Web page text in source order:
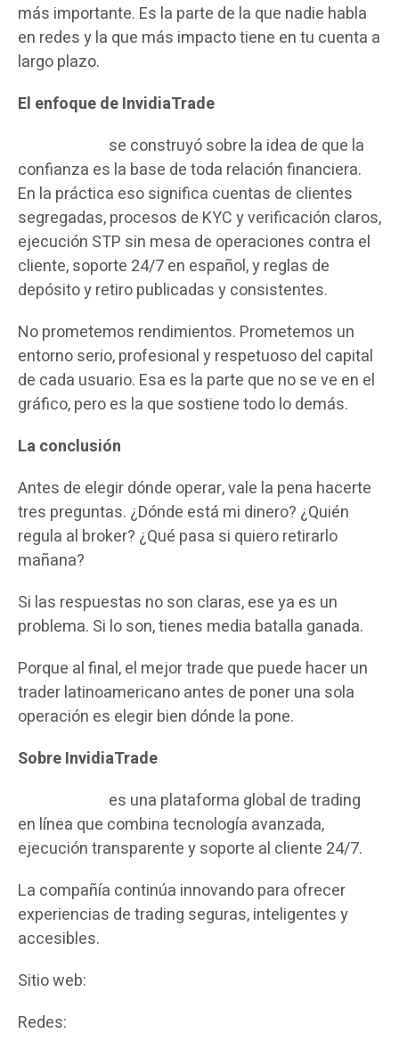
más importante. Es la parte de la que nadie habla
en redes y la que más impacto tiene en tu cuenta a
largo plazo.
El enfoque de InvidiaTrade
se construyó sobre la idea de que la
confianza es la base de toda relación financiera.
En la práctica eso significa cuentas de clientes
segregadas, procesos de KYC y verificación claros,
ejecución STP sin mesa de operaciones contra el
cliente, soporte 24/7 en español, y reglas de
depósito y retiro publicadas y consistentes.
No prometemos rendimientos. Prometemos un
entorno serio, profesional y respetuoso del capital
de cada usuario. Esa es la parte que no se ve en el
gráfico, pero es la que sostiene todo lo demás.
La conclusión
Antes de elegir dónde operar, vale la pena hacerte
tres preguntas. ¿Dónde está mi dinero? ¿Quién
regula al broker? ¿Qué pasa si quiero retirarlo
mañana?
Si las respuestas no son claras, ese ya es un
problema. Si lo son, tienes media batalla ganada.
Porque al final, el mejor trade que puede hacer un
trader latinoamericano antes de poner una sola
operación es elegir bien dónde la pone.
Sobre InvidiaTrade
es una plataforma global de trading
en línea que combina tecnología avanzada,
ejecución transparente y soporte al cliente 24/7.
La compañía continúa innovando para ofrecer
experiencias de trading seguras, inteligentes y
accesibles.
Sitio web:
Redes: